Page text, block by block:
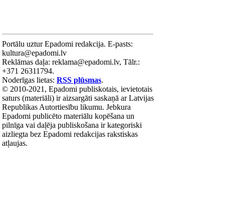
Portālu uztur Epadomi redakcija. E-pasts:
kultura@epadomi.lv
Reklāmas daļa: reklama@epadomi.lv, Tālr.:
+371 26311794.
Noderīgas lietas: RSS plūsmas.
© 2010-2021, Epadomi publiskotais, ievietotais
saturs (materiāli) ir aizsargāti saskaņā ar Latvijas
Republikas Autortiesību likumu. Jebkura
Epadomi publicēto materiālu kopēšana un
pilnīga vai daļēja publiskošana ir kategoriski
aizliegta bez Epadomi redakcijas rakstiskas
atļaujas.